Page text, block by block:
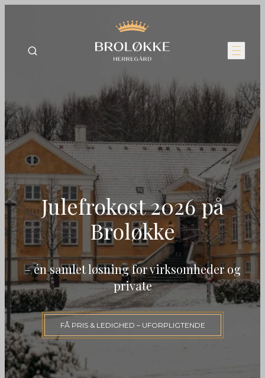
Julefrokost 2026 på
Broløkke
– én samlet løsning for virksomheder og
private
FÅ PRIS & LEDIGHED – UFORPLIGTENDE